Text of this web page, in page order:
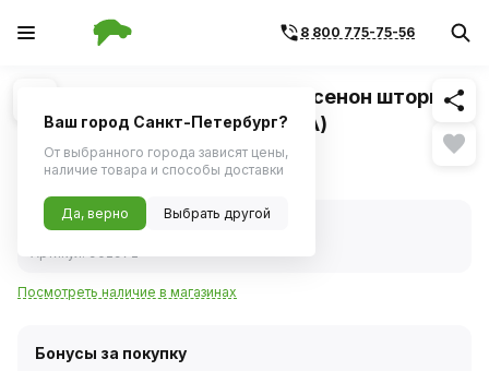
8 800 775-75-56
1/1 Похожие
Лампа ксенон H4 5000K (биксенон шторка)
KET разъем 9-32V 35W (YADA)
1 312 ₽
В наличии
Посмотреть наличие в магазинах
Бонусы за покупку
Ваш город Санкт-Петербург?
От выбранного города зависят цены,
наличие товара и способы доставки
Да, верно Выбрать другой